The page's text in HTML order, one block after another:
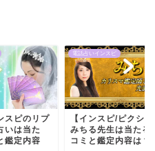
スピのリプ
いは当た
鑑定内容
電話占いインスピ
【インスピ/ピクシ
みちる先生は当たる
コミと鑑定内容は？